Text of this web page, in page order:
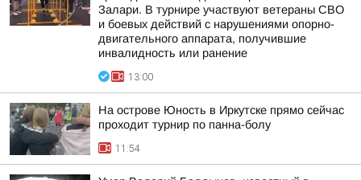
Залари. В турнире участвуют ветераны СВО
и боевых действий с нарушениями опорно-
двигательного аппарата, получившие
инвалидность или ранение
13:00
На острове Юность в Иркутске прямо сейчас
проходит турнир по панна-болу
11:54